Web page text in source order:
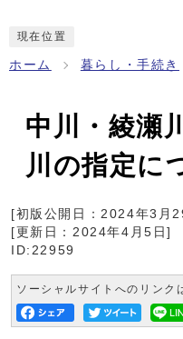
現在位置
ホーム 暮らし・手続き
中川・綾瀬
川の指定に
[初版公開日：2024年3月
[更新日： 2024年4月5日]
ID:22959
ソーシャルサイトへのリンク